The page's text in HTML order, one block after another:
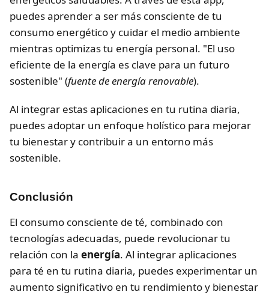
puedes aprender a ser más consciente de tu
consumo energético y cuidar el medio ambiente
mientras optimizas tu energía personal. "El uso
eficiente de la energía es clave para un futuro
sostenible" (fuente de energía renovable).
Al integrar estas aplicaciones en tu rutina diaria,
puedes adoptar un enfoque holístico para mejorar
tu bienestar y contribuir a un entorno más
sostenible.
Conclusión
El consumo consciente de té, combinado con
tecnologías adecuadas, puede revolucionar tu
relación con la energía. Al integrar aplicaciones
para té en tu rutina diaria, puedes experimentar un
aumento significativo en tu rendimiento y bienestar